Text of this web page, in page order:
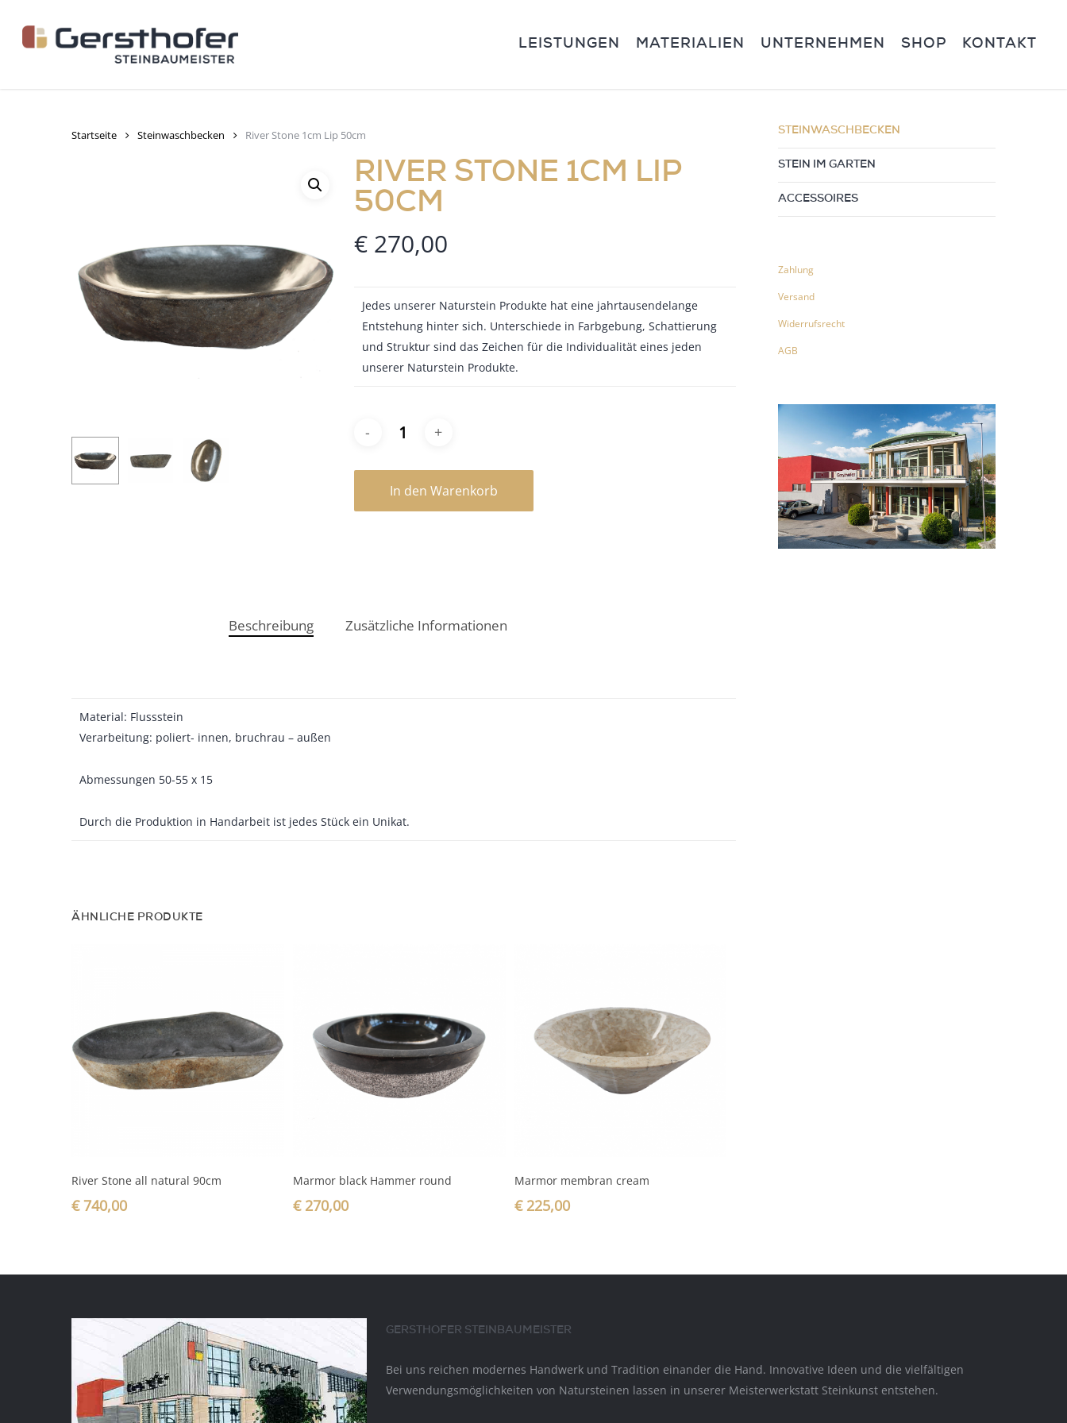
main
LEISTUNGEN MATERIALIEN UNTERNEHMEN SHOP KONTAKT
Startseite Steinwaschbecken River Stone 1cm Lip 50cm
RIVER STONE 1CM LIP
50CM
€270,00
Jedes unserer Naturstein Produkte hat eine jahrtausendelange
Entstehung hinter sich. Unterschiede in Farbgebung, Schattierung
und Struktur sind das Zeichen für die Individualität eines jeden
unserer Naturstein Produkte.
In den Warenkorb
Beschreibung Zusätzliche Informationen
Material: Flussstein
Verarbeitung: poliert- innen, bruchrau – außen
Abmessungen 50-55 x 15
Durch die Produktion in Handarbeit ist jedes Stück ein Unikat.
ÄHNLICHE PRODUKTE
In den Warenkorb
River Stone all natural 90cm
€740,00
In den Warenkorb
Marmor black Hammer round
€270,00
In den Warenkorb
Marmor membran cream
€225,00
STEINWASCHBECKEN
STEIN IM GARTEN
ACCESSOIRES
Zahlung
Versand
Widerrufsrecht
AGB
GERSTHOFER STEINBAUMEISTER
Bei uns reichen modernes Handwerk und Tradition einander die Hand. Innovative Ideen und die vielfältigen
Verwendungsmöglichkeiten von Natursteinen lassen in unserer Meisterwerkstatt Steinkunst entstehen.